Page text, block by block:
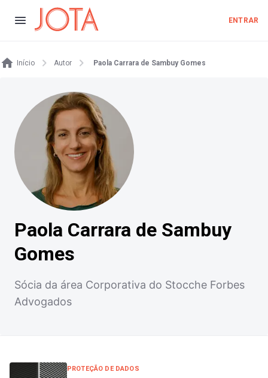
ENTRAR
Início Autor Paola Carrara de Sambuy Gomes
Paola Carrara de Sambuy
Gomes
Sócia da área Corporativa do Stocche Forbes
Advogados
PROTEÇÃO DE DADOS